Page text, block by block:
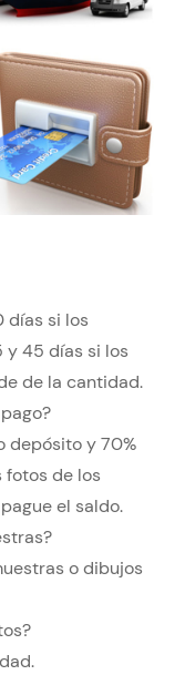
días si los
y 45 días si los
de la cantidad.
depósito y 70%
fotos de los
el saldo.
o dibujos